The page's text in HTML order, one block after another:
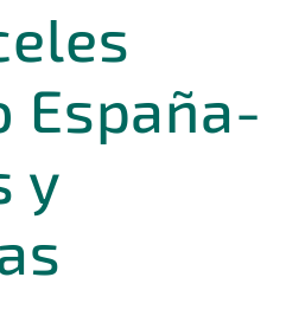
España-
y